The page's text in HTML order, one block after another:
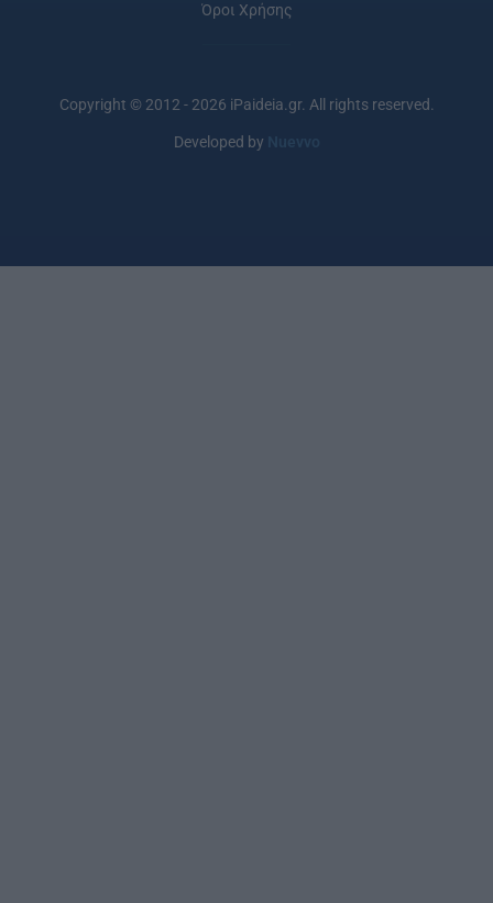
Όροι Χρήσης
Copyright © 2012 - 2026 iPaideia.gr. All rights reserved.
Developed by